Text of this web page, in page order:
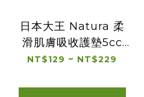
日本大王 Natura 柔
滑肌膚吸收護墊5cc
17cm（36枚 / 72
版）
NT$129 ~ NT$229